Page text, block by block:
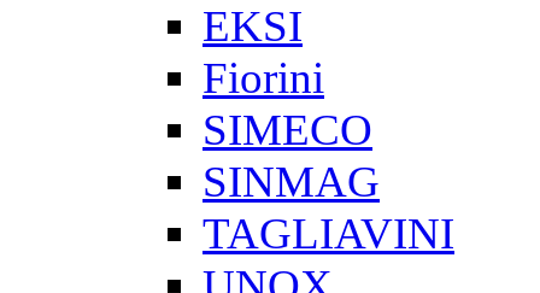
EKSI
Fiorini
SIMECO
SINMAG
TAGLIAVINI